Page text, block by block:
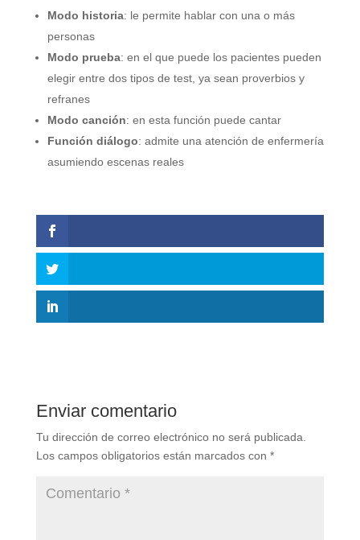
Modo historia: le permite hablar con una o más
personas
Modo prueba: en el que puede los pacientes pueden
elegir entre dos tipos de test, ya sean proverbios y
refranes
Modo canción: en esta función puede cantar
Función diálogo: admite una atención de enfermería
asumiendo escenas reales
Enviar comentario
Tu dirección de correo electrónico no será publicada.
Los campos obligatorios están marcados con *